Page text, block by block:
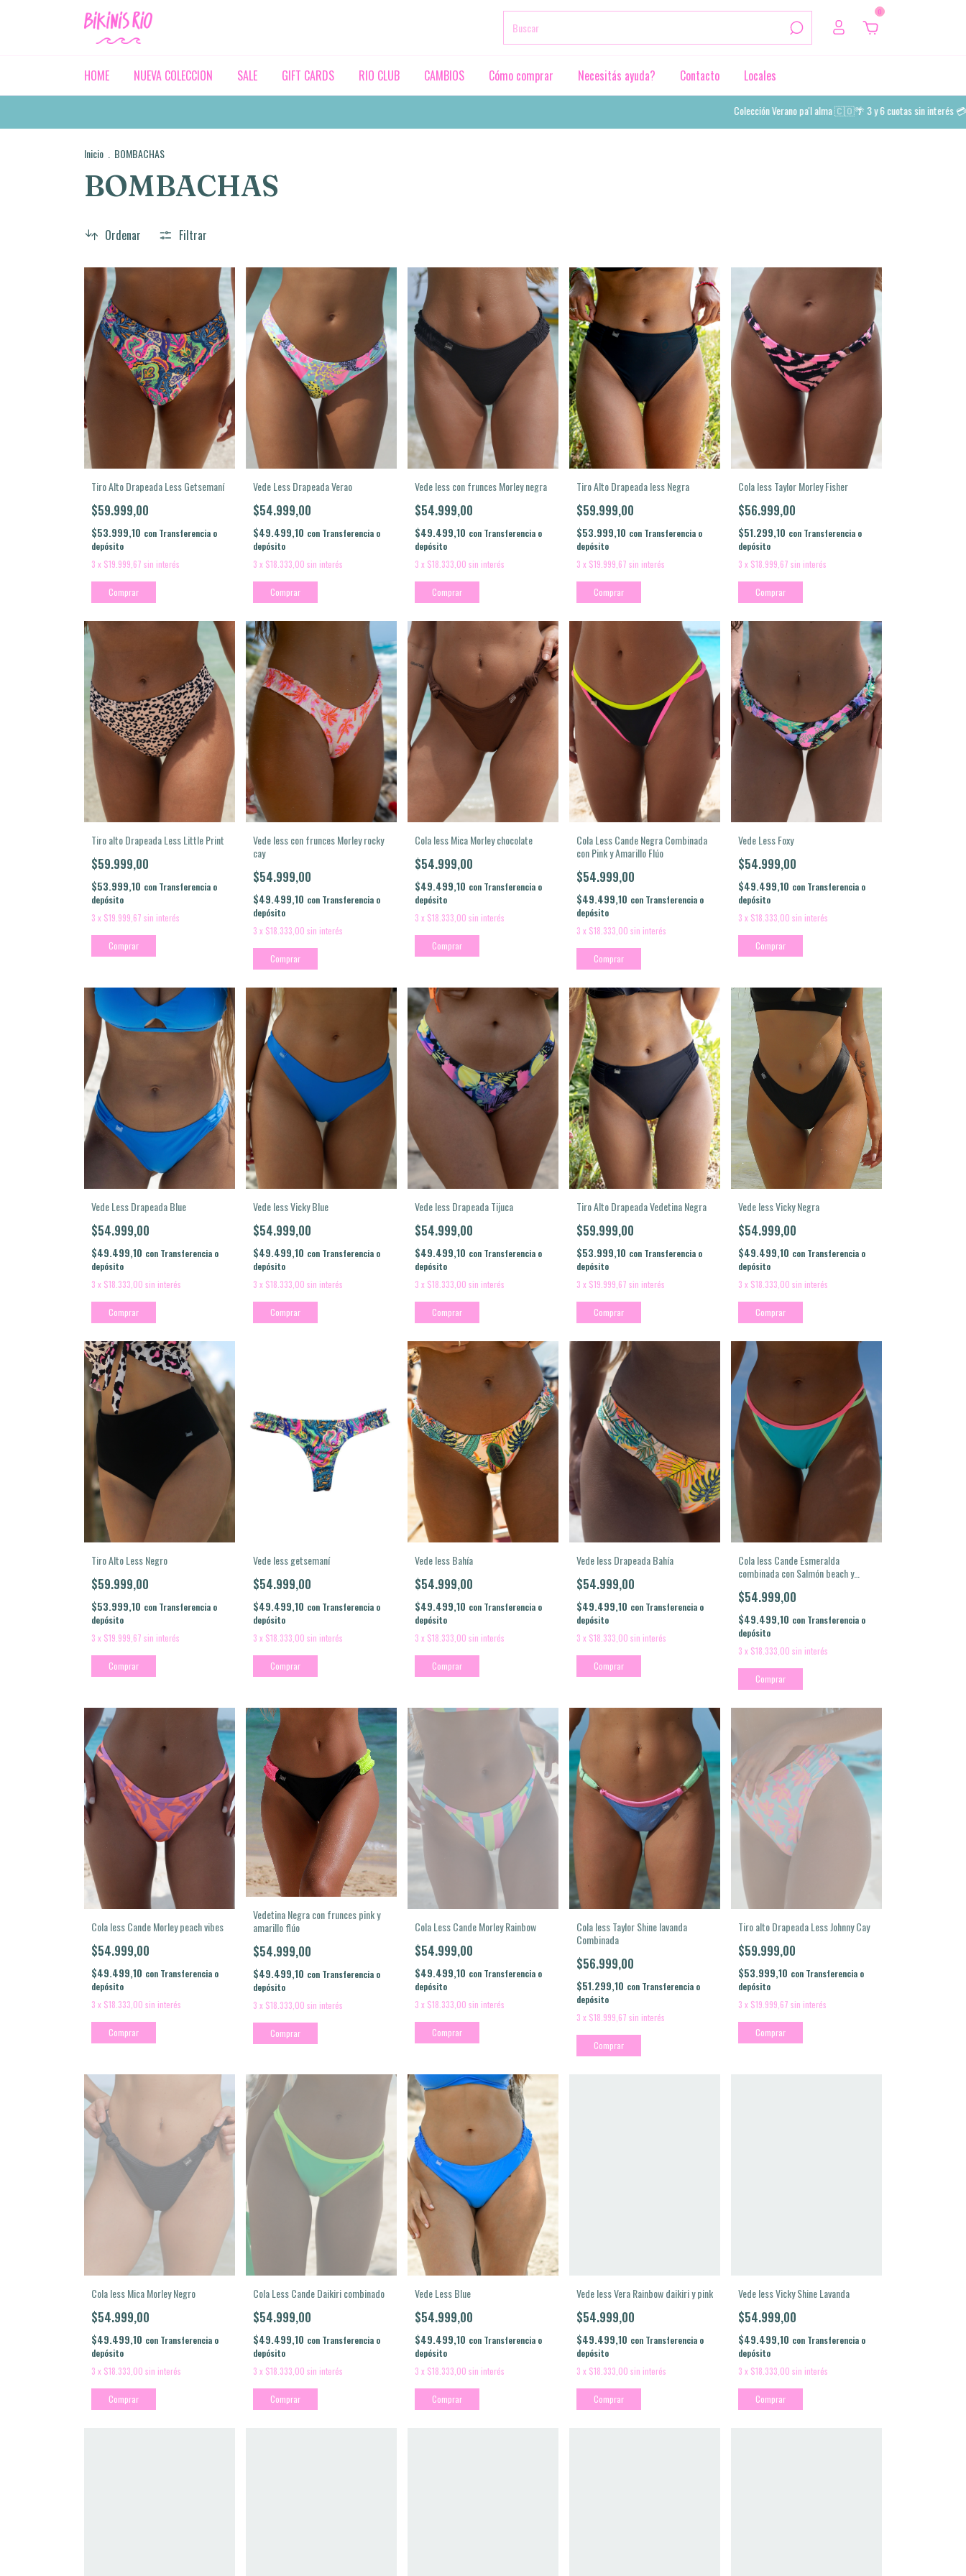
0
HOME NUEVA COLECCION SALE GIFT CARDS RIO CLUB CAMBIOS Cómo comprar Necesitás ayuda? Contacto Locales
Colección Verano pa'l alma 🇨🇴🌴 3 y 6 cuotas sin interés 💳 - 10% off abonando con
Inicio BOMBACHAS
BOMBACHAS
Ordenar Filtrar
Tiro Alto Drapeada Less Getsemaní
$59.999,00
$53.999,10 con Transferencia o
depósito
3 x $19.999,67 sin interés
Comprar
Vede Less Drapeada Verao
$54.999,00
$49.499,10 con Transferencia o
depósito
3 x $18.333,00 sin interés
Comprar
Vede less con frunces Morley negra
$54.999,00
$49.499,10 con Transferencia o
depósito
3 x $18.333,00 sin interés
Comprar
Tiro Alto Drapeada less Negra
$59.999,00
$53.999,10 con Transferencia o
depósito
3 x $19.999,67 sin interés
Comprar
Cola less Taylor Morley Fisher
$56.999,00
$51.299,10 con Transferencia o
depósito
3 x $18.999,67 sin interés
Comprar
Tiro alto Drapeada Less Little Print
$59.999,00
$53.999,10 con Transferencia o
depósito
3 x $19.999,67 sin interés
Comprar
Vede less con frunces Morley rocky
cay
$54.999,00
$49.499,10 con Transferencia o
depósito
3 x $18.333,00 sin interés
Comprar
Cola less Mica Morley chocolate
$54.999,00
$49.499,10 con Transferencia o
depósito
3 x $18.333,00 sin interés
Comprar
Cola Less Cande Negra Combinada
con Pink y Amarillo Flúo
$54.999,00
$49.499,10 con Transferencia o
depósito
3 x $18.333,00 sin interés
Comprar
Vede Less Foxy
$54.999,00
$49.499,10 con Transferencia o
depósito
3 x $18.333,00 sin interés
Comprar
Vede Less Drapeada Blue
$54.999,00
$49.499,10 con Transferencia o
depósito
3 x $18.333,00 sin interés
Comprar
Vede less Vicky Blue
$54.999,00
$49.499,10 con Transferencia o
depósito
3 x $18.333,00 sin interés
Comprar
Vede less Drapeada Tijuca
$54.999,00
$49.499,10 con Transferencia o
depósito
3 x $18.333,00 sin interés
Comprar
Tiro Alto Drapeada Vedetina Negra
$59.999,00
$53.999,10 con Transferencia o
depósito
3 x $19.999,67 sin interés
Comprar
Vede less Vicky Negra
$54.999,00
$49.499,10 con Transferencia o
depósito
3 x $18.333,00 sin interés
Comprar
Tiro Alto Less Negro
$59.999,00
$53.999,10 con Transferencia o
depósito
3 x $19.999,67 sin interés
Comprar
Vede less getsemaní
$54.999,00
$49.499,10 con Transferencia o
depósito
3 x $18.333,00 sin interés
Comprar
Vede less Bahía
$54.999,00
$49.499,10 con Transferencia o
depósito
3 x $18.333,00 sin interés
Comprar
Vede less Drapeada Bahía
$54.999,00
$49.499,10 con Transferencia o
depósito
3 x $18.333,00 sin interés
Comprar
Cola less Cande Esmeralda
combinada con Salmón beach y
$54.999,00
$49.499,10 con Transferencia o
depósito
3 x $18.333,00 sin interés
Comprar
Cola less Cande Morley peach vibes
$54.999,00
$49.499,10 con Transferencia o
depósito
3 x $18.333,00 sin interés
Comprar
Vedetina Negra con frunces pink y
amarillo flúo
$54.999,00
$49.499,10 con Transferencia o
depósito
3 x $18.333,00 sin interés
Comprar
Cola Less Cande Morley Rainbow
$54.999,00
$49.499,10 con Transferencia o
depósito
3 x $18.333,00 sin interés
Comprar
Cola less Taylor Shine lavanda
Combinada
$56.999,00
$51.299,10 con Transferencia o
depósito
3 x $18.999,67 sin interés
Comprar
Tiro alto Drapeada Less Johnny Cay
$59.999,00
$53.999,10 con Transferencia o
depósito
3 x $19.999,67 sin interés
Comprar
Cola less Mica Morley Negro
$54.999,00
$49.499,10 con Transferencia o
depósito
3 x $18.333,00 sin interés
Comprar
Cola Less Cande Daikiri combinado
$54.999,00
$49.499,10 con Transferencia o
depósito
3 x $18.333,00 sin interés
Comprar
Vede Less Blue
$54.999,00
$49.499,10 con Transferencia o
depósito
3 x $18.333,00 sin interés
Comprar
Vede less Vera Rainbow daikiri y pink
$54.999,00
$49.499,10 con Transferencia o
depósito
3 x $18.333,00 sin interés
Comprar
Vede less Vicky Shine Lavanda
$54.999,00
$49.499,10 con Transferencia o
depósito
3 x $18.333,00 sin interés
Comprar